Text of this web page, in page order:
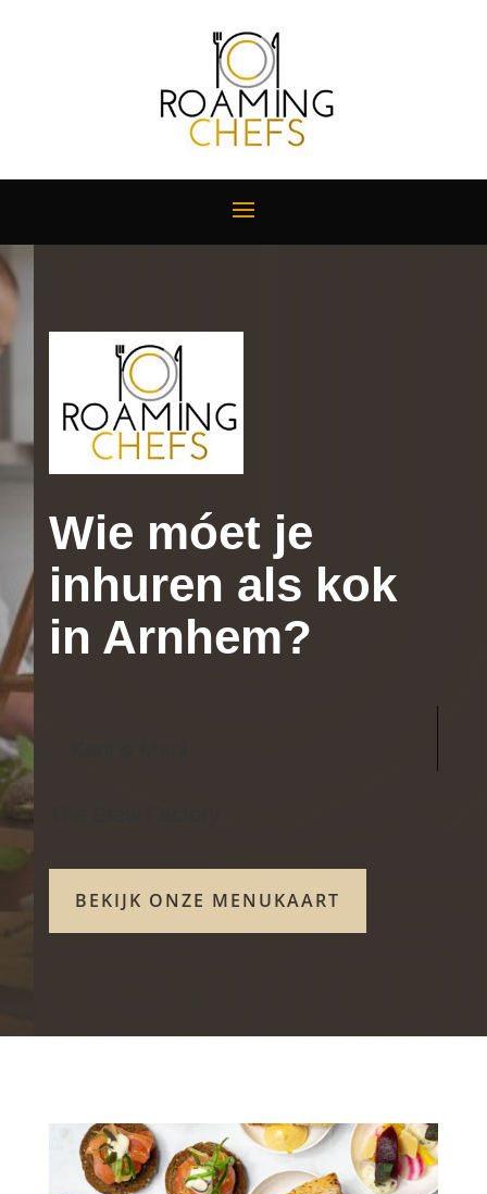
Wie móet je
inhuren als kok
in Arnhem?
BEKIJK ONZE MENUKAART